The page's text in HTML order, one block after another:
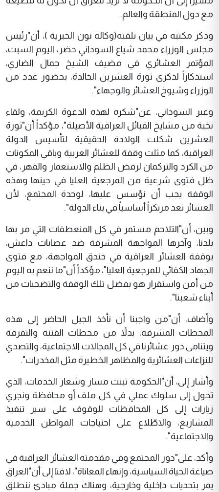
مع دول المنطقة والعالم.
وذكر مكتبه في بيان تلقته(وكالة نون الخبرية )، أن"رئيس
مجلس الوزراء محمد شياع السوداني حضر، اليوم السبت،
المؤتمر العشائري في مضيف الشيخ جمال الضاري،
استذكاراً لذكرى ثورة العشرين الخالدة، بحضور عدد من
الوزراء وشيوخ العشائر والوجهاء".
وعبر السوداني، عن"شكره لهذه الدعوة الكريمة، ولقاء
نخبة من مشايخ القبائل العراقية الأصيلة"، مؤكداً أن"ثورة
العشرين شكلت الولادة الحقيقية لتأسيس الدولة
العراقية، كما مثلت وقفة للعشائر العربية وباقي المكونات
من الكرد والتركمان لرفض الظلم والاستعمار والقهر، في
ظل فتوى شرعية من المرجعية العليا في حينها وهذه
الوقفة يجب أن نؤسس عليها، لوحدة المجتمع، لأن
العشائر تعد مرتكراً أساسياً في بناء الدولة".
وبين، أن"التلاحم مستمر في كل المنعطفات التي مر بها
بلدنا، وآخرها المواجهة المشرفة ضد عصابات داعش،
بوقفة العشائر العراقية في خندق المواجهة، مع فتوى
الجهاد الكفائي للمرجعية العليا"، مؤكداً أن"ما ننعم به اليوم
من أمن واستقرار هو بفضل تلك الوقفة والتضحيات من
أبناء شعبنا".
وأضاف، أن"من واجبنا أن نأخذ الجيل الحاضر إلى هذه
المحطات المشرقة، بدلاً من محطات الفتنة والتفرقة
ويتنامى دور عشائرنا في كل المجالات الاجتماعية، والتصدي
للنزاعات العشائرية والمظاهر الخطيرة مثل المخدرات".
وأشار إلى، أن"الحكومة تبنت مسار وشعار الخدمات، الذي
تحول إلى سلوك عملي في كل ملف أو محافظة ونجري
زيارات إلى كل المحافظات للوقوف على سير تنفيذ
المشاريع، والاطّلاع على احتياجات المواطن الخدمية
والاجتماعية".
وأكد، على"دور المجتمع وفي مقدمته العشائر العراقية في
صياغة الحياة السياسية، وإنهاء المعاناة"، لافتا إلى أن"العراق
يمر بتحديات داخلية وخارجية، وهناك جملة مبادئ ننطلق